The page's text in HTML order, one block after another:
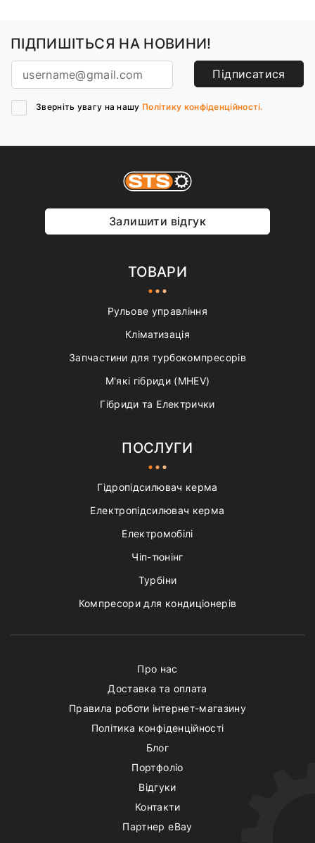
ПІДПИШІТЬСЯ НА НОВИНИ!
Підписатися
Зверніть увагу на нашу Політику конфіденційності.
Залишити відгук
ТОВАРИ
Рульове управління
Кліматизація
Запчастини для турбокомпресорів
М'які гібриди (MHEV)
Гібриди та Електрички
ПОСЛУГИ
Гідропідсилювач керма
Електропідсилювач керма
Електромобілі
Чіп-тюнінг
Турбіни
Компресори для кондиціонерів
Про нас
Доставка та оплата
Правила роботи інтернет-магазину
Політика конфіденційності
Блог
Портфоліо
Відгуки
Контакти
Партнер eBay